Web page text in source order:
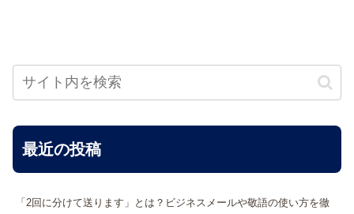
最近の投稿
「2回に分けて送ります」とは？ビジネスメールや敬語の使い方を徹